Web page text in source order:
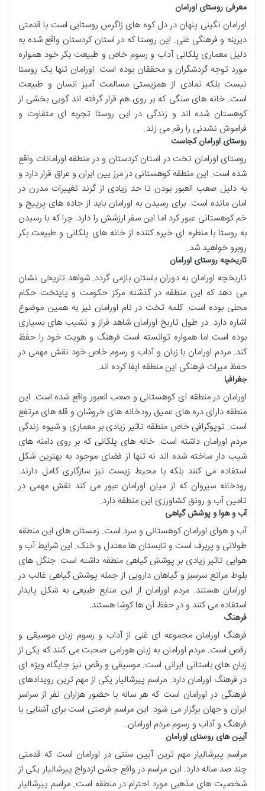
معرفی روستای اورامان
اورامان نگینی پنهان در دل کوه های زاگرس روستایی است با قدمتی
دیرینه و فرهنگی غنی. این روستا که در استان کردستان واقع شده به
دلیل معماری پلکانی آداب و رسوم خاص و طبیعت بکر خود همواره
مورد توجه گردشگران و محققان بوده است. اورامان تنها یک روستا
نیست بلکه نمادی از همزیستی مسالمت آمیز انسان و طبیعت
است. خانه های سنگی که بر روی هم قرار گرفته اند گویی بخشی از
کوهستان شده اند و زندگی در این روستا تجربه ای متفاوت و
فراموش نشدنی را رقم می زند.
روستای اورامان کجاست
روستای اورامان تخت در استان کردستان و در منطقه اورامانات واقع
شده است. این منطقه کوهستانی در مرز بین ایران و عراق قرار دارد و
به دلیل صعب العبور بودن تا حد زیادی از گزند تغییرات مدرن در
امان مانده است. برای رسیدن به اورامان باید از جاده های پرپیچ و
خم کوهستانی عبور کرد اما این سفر ارزشش را دارد. چرا که با رسیدن
به روستا با منظره ای خیره کننده از خانه های پلکانی و طبیعت بکر
روبرو خواهید شد.
تاریخچه روستای اورامان
تاریخچه اورامان به دوران باستان بازمی گردد. شواهد تاریخی نشان
می دهد که این منطقه در گذشته مرکز حکومت و پایتخت حکام
محلی بوده است. کلمه تخت در نام اورامان نیز به همین موضوع
اشاره دارد. در طول تاریخ اورامان شاهد فراز و نشیب های بسیاری
بوده است اما همواره توانسته است فرهنگ و هویت خود را حفظ
کند. مردم اورامان با زبان و آداب و رسوم خاص خود نقش مهمی در
حفظ میراث فرهنگی این منطقه ایفا کرده اند.
جغرافیا
اورامان در منطقه ای کوهستانی و صعب العبور واقع شده است. این
منطقه دارای دره های عمیق رودخانه های خروشان و قله های مرتفع
است. توپوگرافی خاص منطقه تاثیر زیادی بر معماری و شیوه زندگی
مردم اورامان داشته است. خانه های پلکانی که بر روی دامنه های
شیب دار ساخته شده اند نه تنها از فضای موجود به بهترین شکل
استفاده می کنند بلکه با محیط زیست نیز سازگاری کامل دارند.
رودخانه سیروان که از میان اورامان عبور می کند نقش مهمی در
تامین آب و رونق کشاورزی این منطقه دارد.
آب و هوا و پوشش گیاهی
آب و هوای اورامان کوهستانی و سرد است. زمستان های این منطقه
طولانی و پربرف است و تابستان ها معتدل و خنک. این شرایط آب و
هوایی تاثیر زیادی بر پوشش گیاهی منطقه داشته است. جنگل های
بلوط مراتع سرسبز و گیاهان دارویی از جمله پوشش گیاهی غالب در
اورامان هستند. مردم اورامان از این منابع طبیعی به شکل پایدار
استفاده می کنند و در حفظ آن ها کوشا هستند.
فرهنگ
فرهنگ اورامان مجموعه ای غنی از آداب و رسوم زبان موسیقی و
رقص است. مردم اورامان به زبان هورامی صحبت می کنند که یکی از
زبان های باستانی ایرانی است. موسیقی و رقص نیز جایگاه ویژه ای
در فرهنگ اورامان دارد. مراسم پیرشالیار یکی از مهم ترین رویدادهای
فرهنگی در اورامان است که هر ساله با حضور هزاران نفر از سراسر
ایران و جهان برگزار می شود. این مراسم فرصتی است برای آشنایی با
فرهنگ و آداب و رسوم مردم اورامان.
آیین های روستای اورامان
مراسم پیرشالیار مهم ترین آیین سنتی در اورامان است که قدمتی
چند صد ساله دارد. این مراسم در واقع جشن ازدواج پیرشالیار یکی از
شخصیت های مذهبی مورد احترام در منطقه است. مراسم پیرشالیار